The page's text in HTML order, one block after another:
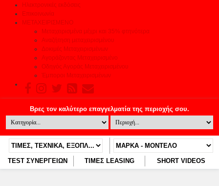
Ηλεκτρονικές εκδόσεις
Επικοινωνία
ΜΕΤΑΧΕΙΡΙΣΜΕΝΟ
Μεταχειρισμένα μέχρι και 35% φτηνότερα
Αναζήτηση μεταχειρισμένου
Δοκιμές Μεταχειρισμένων
Αγοράζοντας Μεταχειρισμένο
Οδηγός Αγοράς Μεταχειρισμένου
Έμποροι Μεταχειρισμένων
TEST ΣΥΝΕΡΓΕΙΩΝ ΤΙΜΕΣ LEASING SHORT VIDEOS